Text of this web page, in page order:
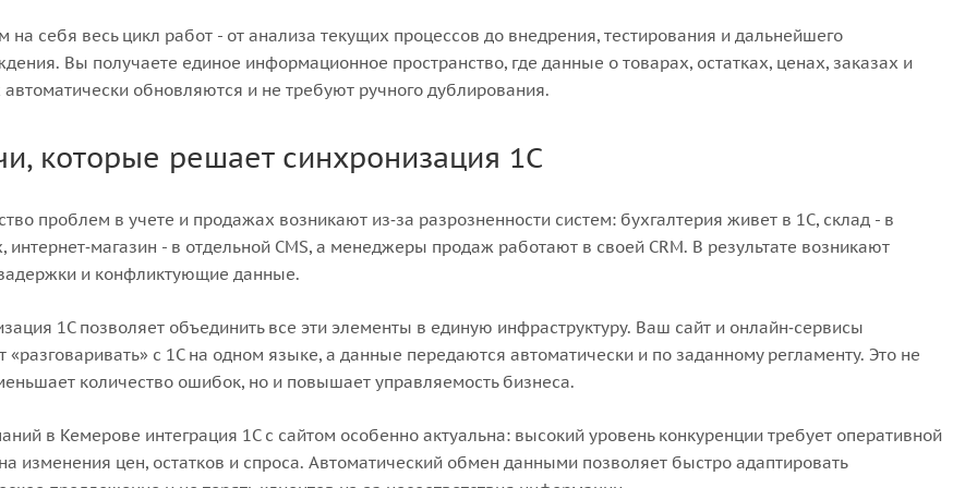
себя весь цикл работ - от анализа текущих процессов до внедрения, тестирования и дальнейшего
Вы получаете единое информационное пространство, где данные о товарах, остатках, ценах, заказах и
автоматически обновляются и не требуют ручного дублирования.
которые решает синхронизация 1С
проблем в учете и продажах возникают из‑за разрозненности систем: бухгалтерия живет в 1С, склад - в
интернет‑магазин - в отдельной CMS, а менеджеры продаж работают в своей CRM. В результате возникают
и конфликтующие данные.
1С позволяет объединить все эти элементы в единую инфраструктуру. Ваш сайт и онлайн‑сервисы
«разговаривать» с 1С на одном языке, а данные передаются автоматически и по заданному регламенту. Это не
количество ошибок, но и повышает управляемость бизнеса.
в Кемерове интеграция 1С с сайтом особенно актуальна: высокий уровень конкуренции требует оперативной
изменения цен, остатков и спроса. Автоматический обмен данными позволяет быстро адаптировать